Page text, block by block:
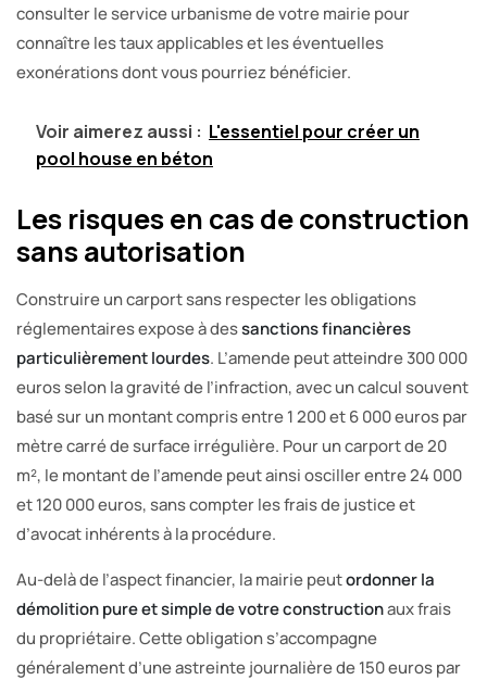
consulter le service urbanisme de votre mairie pour
connaître les taux applicables et les éventuelles
exonérations dont vous pourriez bénéficier.
Voir aimerez aussi : L'essentiel pour créer un
pool house en béton
Les risques en cas de construction
sans autorisation
Construire un carport sans respecter les obligations
réglementaires expose à dessanctions financières
particulièrement lourdes. L’amende peut atteindre 300 000
euros selon la gravité de l’infraction, avec un calcul souvent
basé sur un montant compris entre 1 200 et 6 000 euros par
mètre carré de surface irrégulière. Pour un carport de 20
m², le montant de l’amende peut ainsi osciller entre 24 000
et 120 000 euros, sans compter les frais de justice et
d’avocat inhérents à la procédure.
Au-delà de l’aspect financier, la mairie peutordonner la
démolition pure et simple de votre constructionaux frais
du propriétaire. Cette obligation s’accompagne
généralement d’une astreinte journalière de 150 euros par